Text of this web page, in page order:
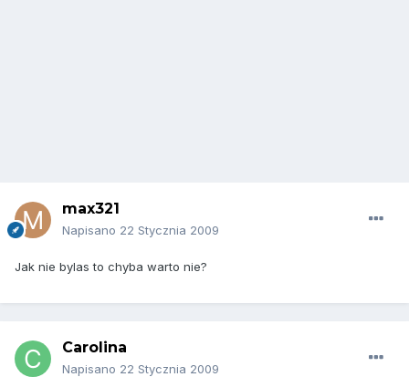
max321
Napisano 22 Stycznia 2009
Jak nie bylas to chyba warto nie?
Carolina
Napisano 22 Stycznia 2009